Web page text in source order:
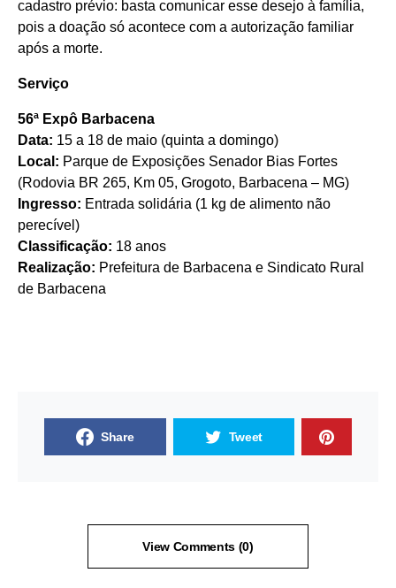
cadastro prévio: basta comunicar esse desejo à família,
pois a doação só acontece com a autorização familiar
após a morte.
Serviço
56ª Expô Barbacena
Data: 15 a 18 de maio (quinta a domingo)
Local: Parque de Exposições Senador Bias Fortes
(Rodovia BR 265, Km 05, Grogoto, Barbacena – MG)
Ingresso: Entrada solidária (1 kg de alimento não
perecível)
Classificação: 18 anos
Realização: Prefeitura de Barbacena e Sindicato Rural
de Barbacena
Share Tweet
View Comments (0)